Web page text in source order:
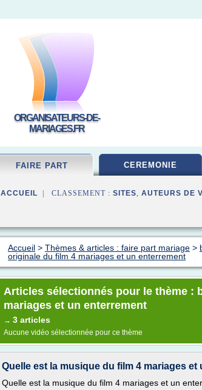
ORGANISATEURS-DE-
MARIAGES.FR
FAIRE PART CEREMONIE
ACCUEIL | CLASSEMENT : SITES, AUTEURS DE
Accueil > Thèmes & articles : faire part mariage >
originale du film 4 mariages et un enterrement
Articles sélectionnés pour le thème :
mariages et un enterrement
→ 3 articles
Aucune vidéo sélectionnée pour ce thème
Quelle est la musique du film 4 mariages et
Quelle est la musique du film 4 mariages et un